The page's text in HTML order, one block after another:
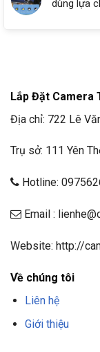
dùng lựa
Lắp Đặt Camera
Địa chỉ: 722 Lê
Trụ sở: 111 Yên
Hotline:
Email :
Website: http://
Về chúng tôi
Liên hệ
Giới thiệu